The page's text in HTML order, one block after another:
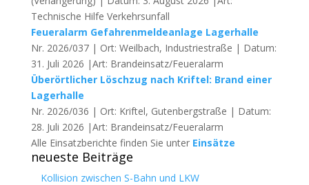
Technische Hilfe Verkehrsunfall
Feueralarm Gefahrenmeldeanlage Lagerhalle
Nr. 2026/037 | Ort: Weilbach, Industriestraße | Datum:
31. Juli 2026 |Art: Brandeinsatz/Feueralarm
Überörtlicher Löschzug nach Kriftel: Brand einer
Lagerhalle
Nr. 2026/036 | Ort: Kriftel, Gutenbergstraße | Datum:
28. Juli 2026 |Art: Brandeinsatz/Feueralarm
Alle Einsatzberichte finden Sie unter Einsätze
neueste Beiträge
Kollision zwischen S-Bahn und LKW